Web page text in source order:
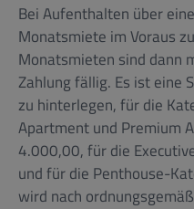
Bei Aufenthalten über
Monatsmiete im Voraus
Monatsmieten sind dann
Zahlung fällig. Es ist eine
zu hinterlegen, für die
Apartment und Premium
4.000,00, für die
und für die Penthouse-
wird nach